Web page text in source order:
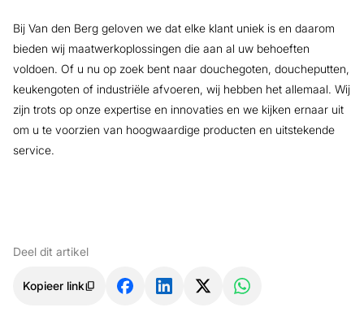
Bij Van den Berg geloven we dat elke klant uniek is en daarom
bieden wij maatwerkoplossingen die aan al uw behoeften
voldoen. Of u nu op zoek bent naar douchegoten, doucheputten,
keukengoten of industriële afvoeren, wij hebben het allemaal. Wij
zijn trots op onze expertise en innovaties en we kijken ernaar uit
om u te voorzien van hoogwaardige producten en uitstekende
service.
Deel dit artikel
Kopieer link